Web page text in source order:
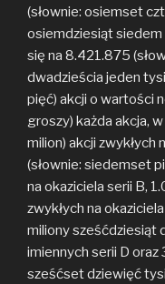
(słownie: osiemset
osiemdziesiąt siedem
się na 8.421.875
dwadzieścia jeden
pięć) akcji o wartości
groszy) każda akcja,
milion) akcji zwykłych
(słownie: siedemset
na okaziciela serii B,
zwykłych na
miliony sześćdziesiąt
imiennych serii D
sześćset dziewięć